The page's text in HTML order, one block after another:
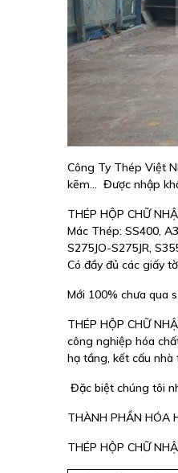
Công Ty Thép Việt
kẽm... Được nhập
THÉP HỘP CHỮ
Mác Thép: SS400,
S275JO-S275JR,
Có đầy đủ các giấy
Mới 100% chưa qua
THÉP HỘP CHỮ
công nghiệp hóa
hạ tầng, kết cấu nhà
Đặc biệt chúng tôi
THÀNH PHẦN HÓA
THÉP HỘP CHỮ